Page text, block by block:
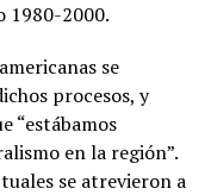
1980-2000.
se
procesos, y
“estábamos
en la región”.
se atrevieron a